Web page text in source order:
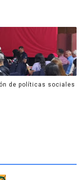
de políticas sociales